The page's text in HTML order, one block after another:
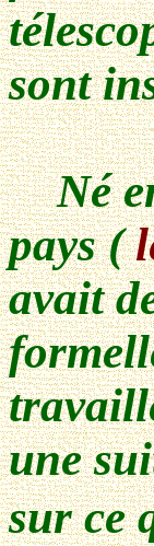
sont
Né
pays (
avait
une
sur ce